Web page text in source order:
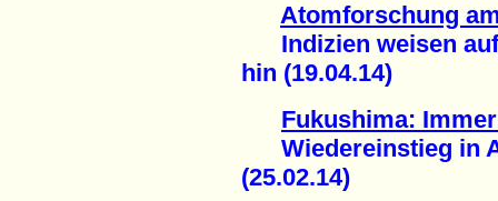
Atomforschung
Indizien weisen auf
hin (19.04.14)
Fukushima:
Wiedereinstieg in
(25.02.14)